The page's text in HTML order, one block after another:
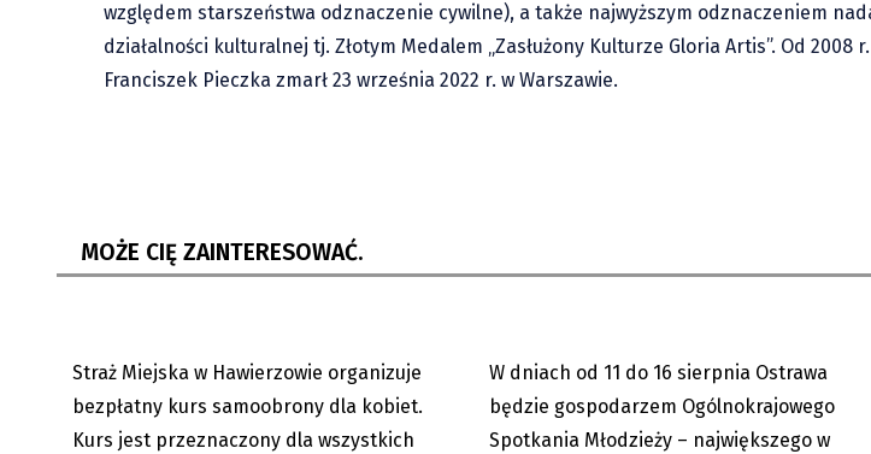
względem starszeństwa odznaczenie cywilne), a także najwyższym odznaczeniem
działalności kulturalnej tj. Złotym Medalem „Zasłużony Kulturze Gloria Artis”. Od 2008
Franciszek Pieczka zmarł 23 września 2022 r. w Warszawie.
MOŻE CIĘ ZAINTERESOWAĆ.
07.08.2026
Straż Miejska w Hawierzowie organizuje
bezpłatny kurs samoobrony dla kobiet.
Kurs jest przeznaczony dla wszystkich
07.08.2026
W dniach od 11 do 16 sierpnia Ostrawa
będzie gospodarzem Ogólnokrajowego
Spotkania Młodzieży – największego w